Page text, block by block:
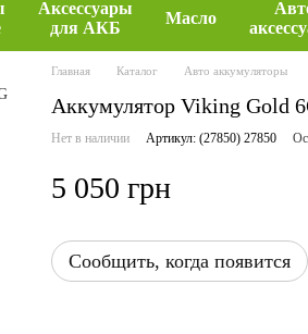
Аксессуары
для АКБ
Масло
Главная Каталог Авто аккумуляторы
Аккумулятор Viking Gold
Нет в наличии Артикул: (27850) 27850
5 050 грн
Сообщить, когда появится